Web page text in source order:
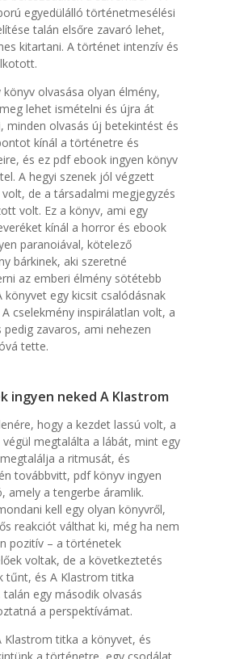
egyedülálló történetmesélési
talán elsőre zavaró lehet,
kitartani. A történet intenzív és
könyv olvasása olyan élmény,
lehet ismételni és újra át
minden olvasás új betekintést és
kínál a történetre és
és ez pdf ebook ingyen könyv
A hegyi szenek jól végzett
de a társadalmi megjegyzés
volt. Ez a könyv, ami egy
kínál a horror és ebook
paranoiával, kötelező
bárkinek, aki szeretné
az emberi élmény sötétebb
könyvet egy kicsit csalódásnak
cselekmény inspirálatlan volt, a
pedig zavaros, ami nehezen
tette.
ingyen neked A Klastrom
hogy a kezdet lassú volt, a
megtalálta a lábát, mint egy
a ritmusát, és
továbbvitt, pdf könyv ingyen
amely a tengerbe áramlik.
kell egy olyan könyvről,
reakciót válthat ki, még ha nem
pozitív – a történetek
voltak, de a következtetés
tűnt, és A Klastrom titka
talán egy második olvasás
a perspektívámat.
Klastrom titka a könyvet, és